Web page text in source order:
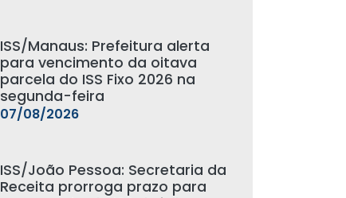
ISS/Manaus: Prefeitura alerta
para vencimento da oitava
parcela do ISS Fixo 2026 na
segunda-feira
07/08/2026
ISS/João Pessoa: Secretaria da
Receita prorroga prazo para